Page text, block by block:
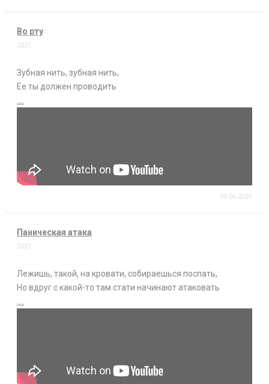
Во рту
2021
Зубная нить, зубная нить,
Ее ты должен проводить
09.06.2021
Паническая атака
2021
Лежишь, такой, на кровати, собираешься поспать,
Но вдруг с какой-то там стати начинают атаковать